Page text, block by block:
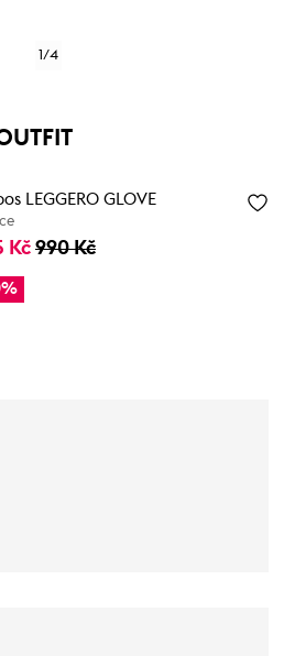
1/4
LEGGERO GLOVE
Kč 990 Kč